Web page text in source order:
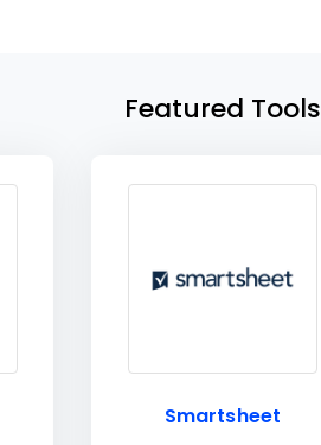
Featured Tools
Smartsheet